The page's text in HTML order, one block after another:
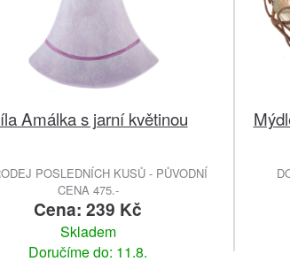
Amálka s jarní květinou
POSLEDNÍCH KUSŮ - PŮVODNÍ
CENA 475.-
Cena: 239 Kč
Skladem
Doručíme do: 11.8.